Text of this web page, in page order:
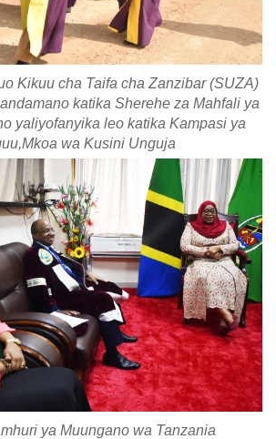
Kikuu cha Taifa cha Zanzibar (SUZA)
katika Sherehe za Mahfali ya
yaliyofanyika leo katika Kampasi ya
wa Kusini Unguja
ya Muungano wa Tanzania